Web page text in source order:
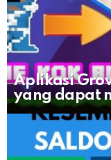
Aplikasi
yang dapat